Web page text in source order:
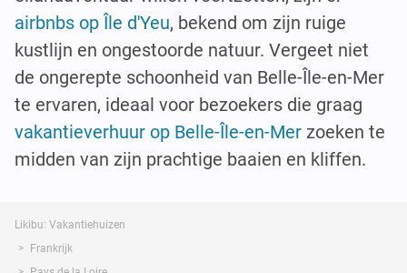
airbnbs op Île d'Yeu, bekend om zijn ruige
kustlijn en ongestoorde natuur. Vergeet niet
de ongerepte schoonheid van Belle-Île-en-Mer
te ervaren, ideaal voor bezoekers die graag
vakantieverhuur op Belle-Île-en-Mer zoeken te
midden van zijn prachtige baaien en kliffen.
Likibu: Vakantiehuizen
Frankrijk